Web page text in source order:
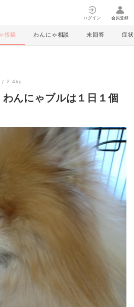
ログイン 会員登録
投稿 わんにゃ相談 未回答 症状
2.4kg
んにゃブルは１日１個